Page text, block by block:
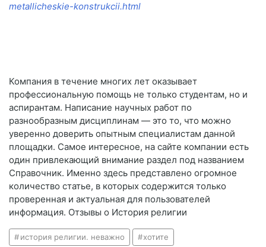
metallicheskie-konstrukcii.html
Компания в течение многих лет оказывает
профессиональную помощь не только студентам, но и
аспирантам. Написание научных работ по
разнообразным дисциплинам — это то, что можно
уверенно доверить опытным специалистам данной
площадки. Самое интересное, на сайте компании есть
один привлекающий внимание раздел под названием
Справочник. Именно здесь представлено огромное
количество статье, в которых содержится только
проверенная и актуальная для пользователей
информация. Отзывы о История религии
история религии. неважно хотите